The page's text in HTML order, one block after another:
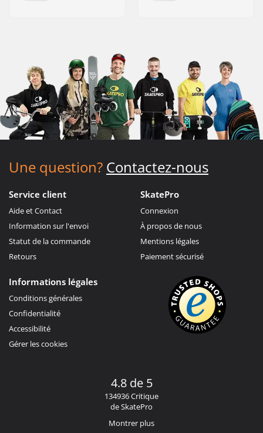
Une question? Contactez-nous
Service client
Aide et Contact
Information sur l'envoi
Statut de la commande
Retours
SkatePro
Connexion
À propos de nous
Mentions légales
Paiement sécurisé
Informations légales
Conditions générales
Confidentialité
Accessibilité
Gérer les cookies
4.8 de 5
134936 Critique
de SkatePro
Montrer plus